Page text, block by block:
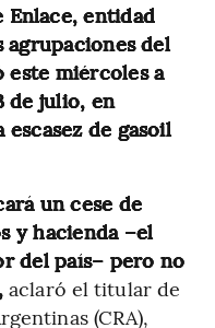
Enlace, entidad
agrupaciones del
miércoles a
de julio, en
de gasoil
un cese de
y hacienda –el
del país– pero no
aclaró el titular de
(CRA),